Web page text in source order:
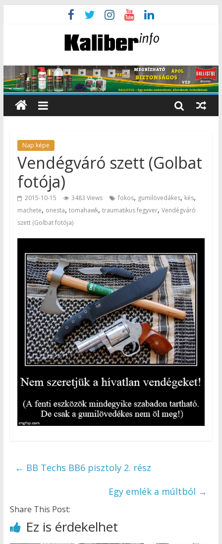
Nap képe
Vendégváró szett (Golbat
fotója)
2015-10-15 3483 Views fokos, gumilövedákes, kés,
machete, onesta, tomahawk, traumatikus fegyver, Vendégváró
szett (Golbat fotója)
← BB Techs BB6 pisztoly 2. rész
Egy emlék a múltból →
Share This Post:
Ez is érdekelhet